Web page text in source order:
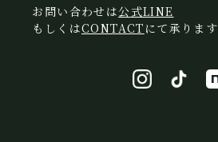
お問い合わせは公式LINE
もしくはCONTACT にて承ります